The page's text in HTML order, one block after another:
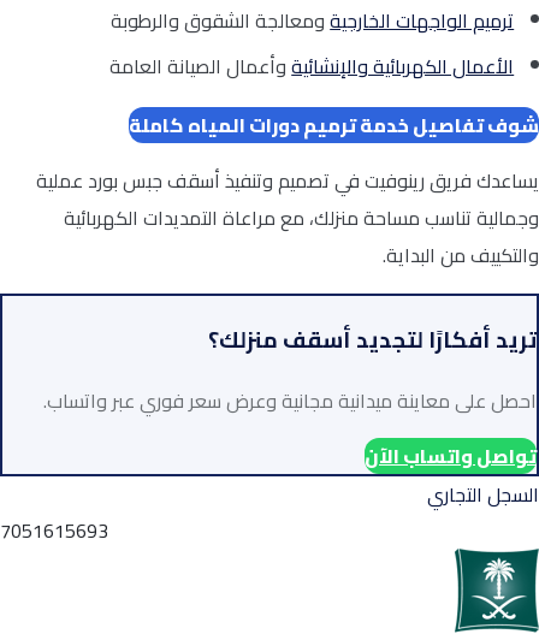
ترميم الواجهات الخارجيةومعالجة الشقوق والرطوبة
الأعمال الكهربائية والإنشائيةوأعمال الصيانة العامة
شوف تفاصيل خدمة ترميم دورات المياه كاملة
يساعدك فريق رينوفيت في تصميم وتنفيذ أسقف جبس بورد عملية
وجمالية تناسب مساحة منزلك، مع مراعاة التمديدات الكهربائية
والتكييف من البداية.
تريد أفكارًا لتجديد أسقف منزلك؟
احصل على معاينة ميدانية مجانية وعرض سعر فوري عبر واتساب.
تواصل واتساب الآن
السجل التجاري
7051615693